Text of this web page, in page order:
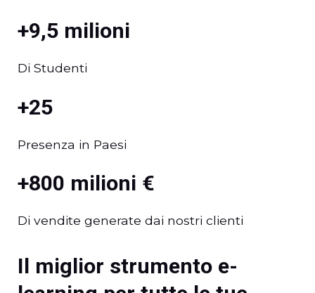
+9,5 milioni
Di Studenti
+25
Presenza in Paesi
+800 milioni €
Di vendite generate dai nostri clienti
Il miglior strumento e-